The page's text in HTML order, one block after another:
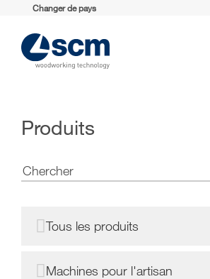
Changer de pays
Produits
Tous les produits
Machines pour l'artisan